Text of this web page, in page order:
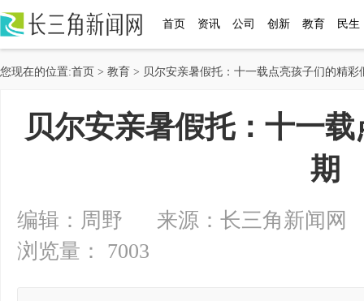
首页 资讯 公司 创新 教育 民生
您现在的位置:首页 > 教育 > 贝尔安亲暑假托：十一载点亮孩子们的精彩
贝尔安亲暑假托：十一
期
编辑：周野 来源：长三角新闻网
浏览量： 7003